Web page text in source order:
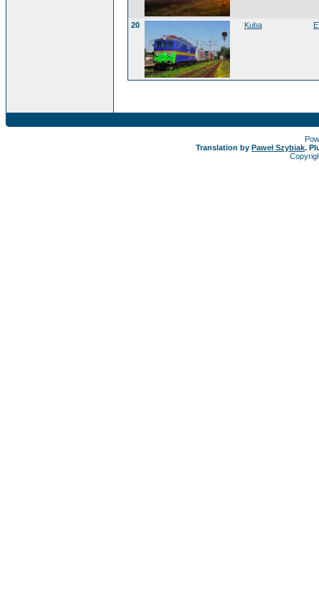
20 Kuba
Translation by Paweł Szybiak.